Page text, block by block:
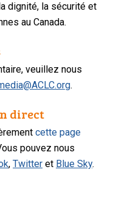
dignité, la sécurité et
au Canada.
veuillez nous
.
direct
cette page
pouvez nous
,Twitter et Blue Sky.